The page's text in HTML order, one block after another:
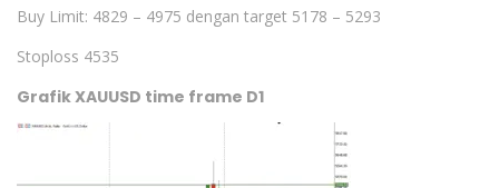
Buy Limit: 4829 – 4975 dengan target 5178 – 5293
Stoploss 4535
Grafik XAUUSD time frame D1